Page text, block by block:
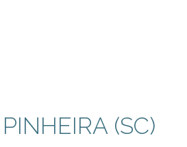
PINHEIRA (SC)